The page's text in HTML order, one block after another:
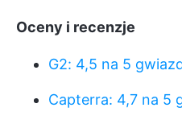
Oceny i recenzje
G2: 4,5 na 5
Capterra: 4,7 na 5